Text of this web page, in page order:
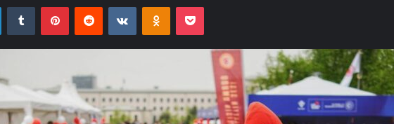
LinkedInTumblr PinterestReddit VKontakteOdnoklassniki
Pocket